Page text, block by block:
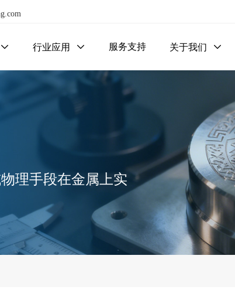
 行业应用  服务支持 关于我们 
理手段在金属上实